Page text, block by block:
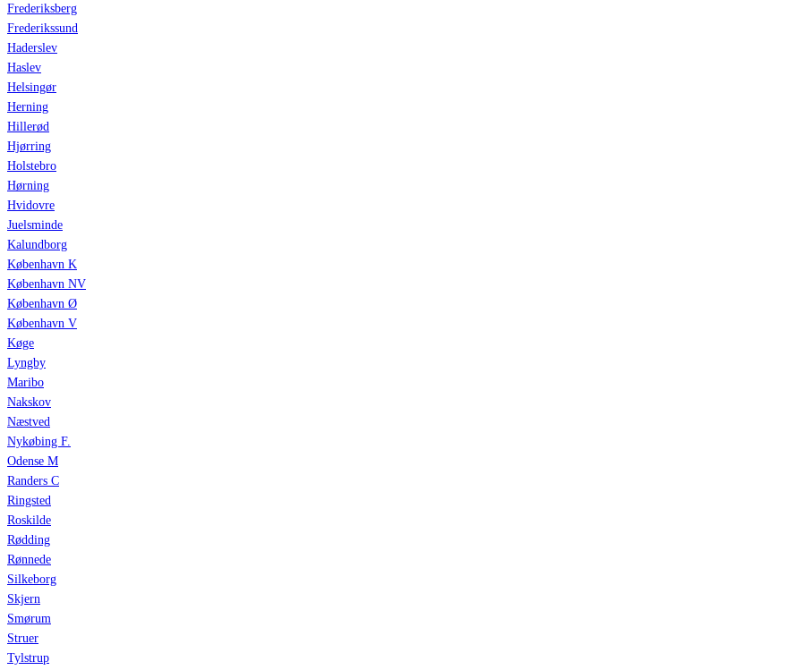
Frederiksberg
Frederikssund
Haderslev
Haslev
Helsingør
Herning
Hillerød
Hjørring
Holstebro
Hørning
Hvidovre
Juelsminde
Kalundborg
København K
København NV
København Ø
København V
Køge
Lyngby
Maribo
Nakskov
Næstved
Nykøbing F.
Odense M
Randers C
Ringsted
Roskilde
Rødding
Rønnede
Silkeborg
Skjern
Smørum
Struer
Tylstrup